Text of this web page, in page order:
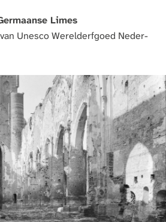
Limes
Unesco Werelderfgoed Neder-